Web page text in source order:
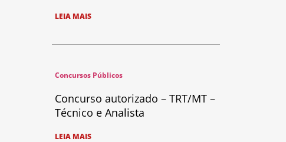
LEIA MAIS
Concursos Públicos
Concurso autorizado – TRT/MT –
Técnico e Analista
LEIA MAIS